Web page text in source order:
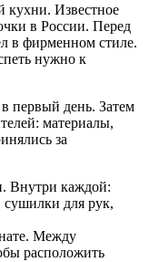
кухни. Известное
в России. Перед
в фирменном стиле.
нужно к
в первый день. Затем
материалы,
за
Внутри каждой:
сушилки для рук,
Между
расположить